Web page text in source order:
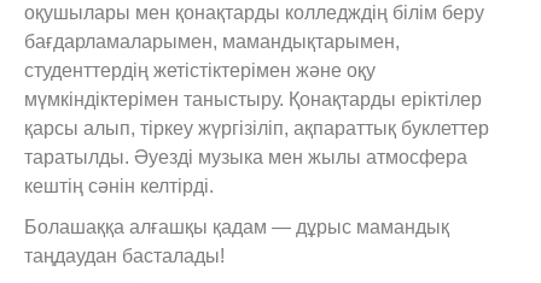
оқушылары мен қонақтарды колледждің білім беру
бағдарламаларымен, мамандықтарымен,
студенттердің жетістіктерімен және оқу
мүмкіндіктерімен таныстыру. Қонақтарды еріктілер
қарсы алып, тіркеу жүргізіліп, ақпараттық буклеттер
таратылды. Әуезді музыка мен жылы атмосфера
кештің сәнін келтірді.
Болашаққа алғашқы қадам — дұрыс мамандық
таңдаудан басталады!